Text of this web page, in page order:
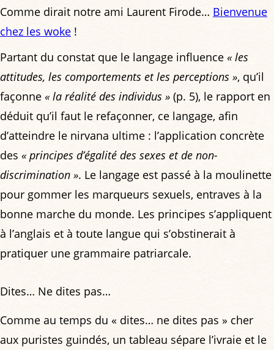
Comme dirait notre ami Laurent Firode… Bienvenue
chez les woke !
Partant du constat que le langage influence « les
attitudes, les comportements et les perceptions », qu’il
façonne « la réalité des individus » (p. 5), le rapport en
déduit qu’il faut le refaçonner, ce langage, afin
d’atteindre le nirvana ultime : l’application concrète
des « principes d’égalité des sexes et de non-
discrimination ». Le langage est passé à la moulinette
pour gommer les marqueurs sexuels, entraves à la
bonne marche du monde. Les principes s’appliquent
à l’anglais et à toute langue qui s’obstinerait à
pratiquer une grammaire patriarcale.
Dites… Ne dites pas…
Comme au temps du « dites… ne dites pas » cher
aux puristes guindés, un tableau sépare l’ivraie et le